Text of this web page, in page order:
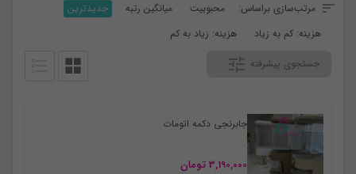
مرتب‌سازی براساس: محبوبیت میانگین رتبه
جدیدترین
هزینه: کم به زیاد
هزینه: زیاد به کم
جستجوی پیشرفته
جابرنجی دکمه اتومات
3,190,000تومان